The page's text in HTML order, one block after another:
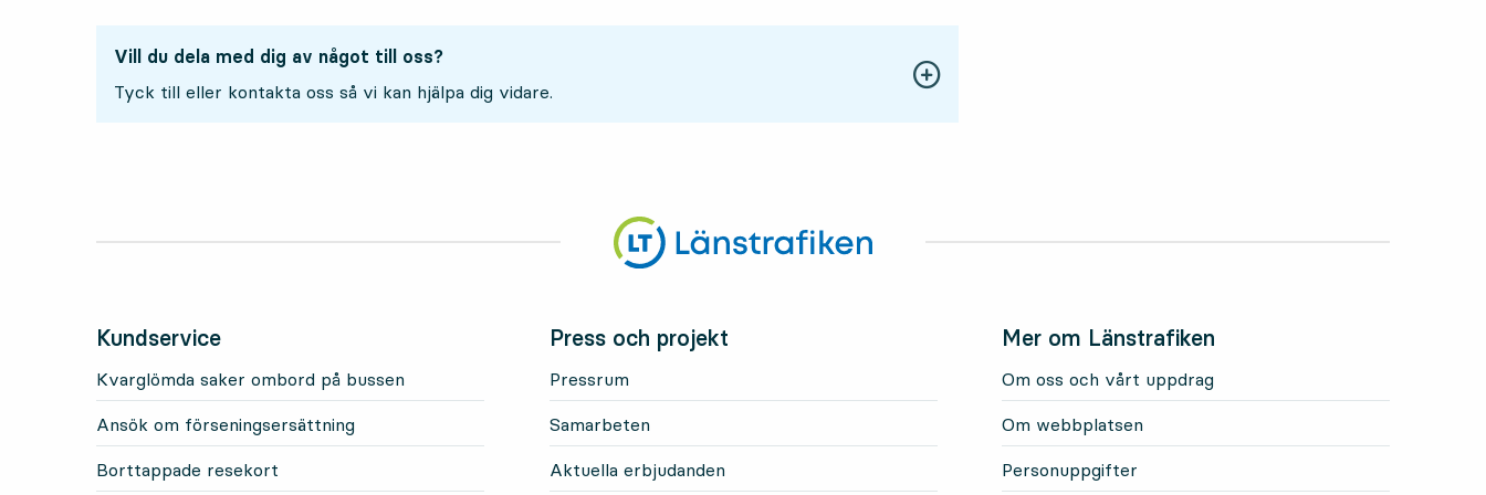
Vill du dela med dig av något till oss?
Tyck till eller kontakta oss så vi kan hjälpa dig vidare.
Kundservice
Kvarglömda saker ombord på bussen
Ansök om förseningsersättning
Borttappade resekort
Press och projekt
Pressrum
Samarbeten
Aktuella erbjudanden
Mer om Länstrafiken
Om oss och vårt uppdrag
Om webbplatsen
Personuppgifter